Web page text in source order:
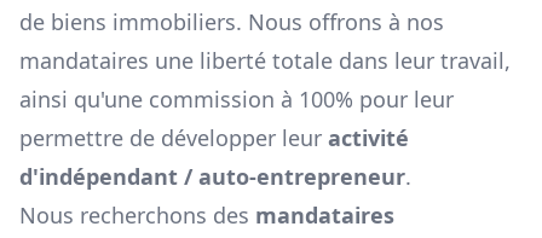
de biens immobiliers. Nous offrons à nos
mandataires une liberté totale dans leur travail,
ainsi qu'une commission à 100% pour leur
permettre de développer leur activité
d'indépendant / auto-entrepreneur.
Nous recherchons des mandataires